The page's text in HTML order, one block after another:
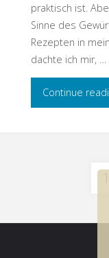
praktisch ist.
Sinne des
Rezepten in
dachte ich mir, …
Continue
1